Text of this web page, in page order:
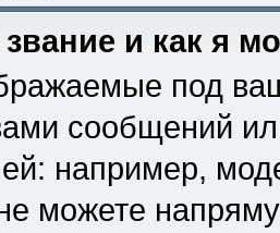
и как я
под
сообщений
например,
можете